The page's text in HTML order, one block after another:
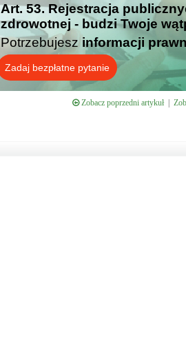
Art. 53. Rejestracja
zdrowotnej - budzi Twoje
Potrzebujesz informacji
Zadaj bezpłatne pytanie
Zobacz poprzedni artykuł|